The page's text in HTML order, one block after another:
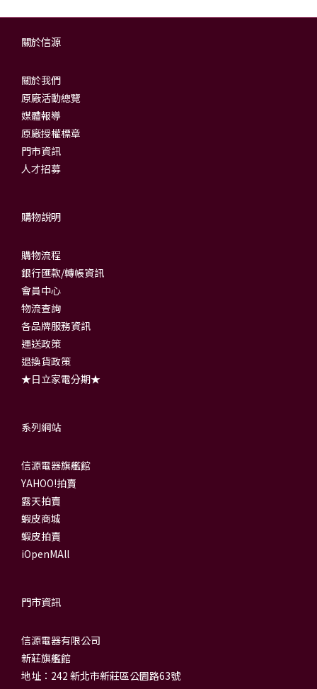
關於信源
關於我們
原廠活動總覽
媒體報導
原廠授權標章
門市資訊
人才招募
購物說明
購物流程
銀行匯款/轉帳資訊
會員中心
物流查詢
各品牌服務資訊
運送政策
退換貨政策
★日立家電分期★
系列網站
信源電器旗艦館
YAHOO!拍賣
露天拍賣
蝦皮商城
蝦皮拍賣
iOpenMAll
門市資訊
信源電器有限公司
新莊旗艦館
地址：242 新北市新莊區公園路63號